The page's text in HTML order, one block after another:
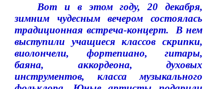
Вот и в этом году, 20 декабря,
зимним чудесным вечером состоялась
традиционная встреча-концерт.
В нем
выступили учащиеся классов скрипки,
виолончели, фортепиано, гитары,
баяна, аккордеона, духовых
инструментов, класса музыкального